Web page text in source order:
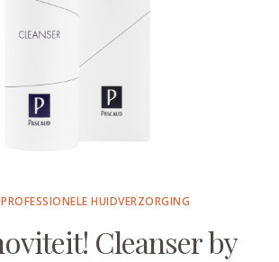
PROFESSIONELE HUIDVERZORGING
Cleanser by